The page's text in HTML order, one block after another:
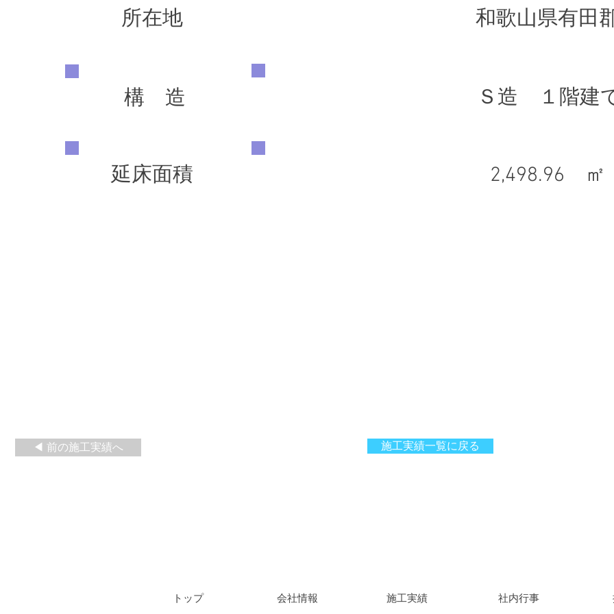
所在地 和歌山県有田
構 造 Ｓ造 １階建
延床面積 2,498.96 ㎡
◀ 前の施工実績へ 施工実績一覧に戻る
​トップ 会社情報 施工実績 社内行事